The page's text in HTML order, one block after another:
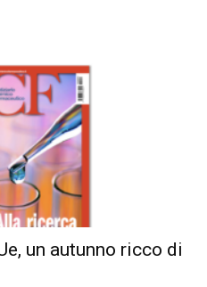
un autunno ricco di